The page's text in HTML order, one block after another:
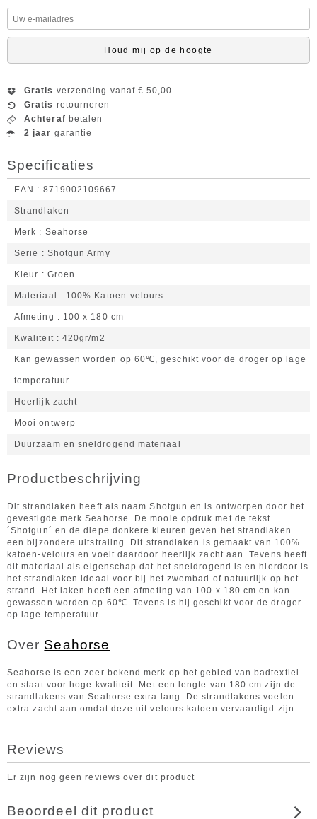
Houd mij op de hoogte
Gratis verzending vanaf € 50,00
Gratis retourneren
Achteraf betalen
2 jaar garantie
Specificaties
EAN 8719002109667
Strandlaken
Merk Seahorse
Serie Shotgun Army
Kleur Groen
Materiaal 100% Katoen-velours
Afmeting 100 x 180 cm
Kwaliteit 420gr/m2
Kan gewassen worden op 60℃, geschikt voor de droger op lage
temperatuur
Heerlijk zacht
Mooi ontwerp
Duurzaam en sneldrogend materiaal
Productbeschrijving
Dit strandlaken heeft als naam Shotgun en is ontworpen door het
gevestigde merk Seahorse. De mooie opdruk met de tekst
´Shotgun´ en de diepe donkere kleuren geven het strandlaken
een bijzondere uitstraling. Dit strandlaken is gemaakt van 100%
katoen-velours en voelt daardoor heerlijk zacht aan. Tevens heeft
dit materiaal als eigenschap dat het sneldrogend is en hierdoor is
het strandlaken ideaal voor bij het zwembad of natuurlijk op het
strand. Het laken heeft een afmeting van 100 x 180 cm en kan
gewassen worden op 60℃. Tevens is hij geschikt voor de droger
op lage temperatuur.
Over Seahorse
Seahorse is een zeer bekend merk op het gebied van badtextiel
en staat voor hoge kwaliteit. Met een lengte van 180 cm zijn de
strandlakens van Seahorse extra lang. De strandlakens voelen
extra zacht aan omdat deze uit velours katoen vervaardigd zijn.
Reviews
Er zijn nog geen reviews over dit product
Beoordeel dit product